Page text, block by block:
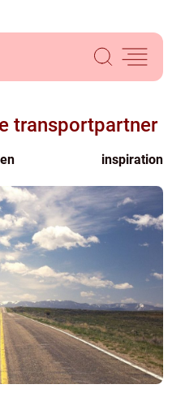
transportpartner
inspiration